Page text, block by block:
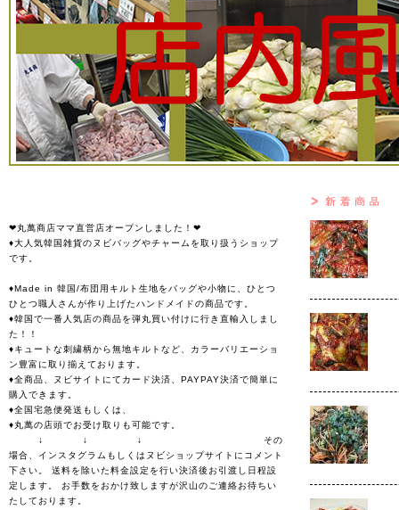
❤丸萬商店ママ直営店オープンしました！❤
♦大人気韓国雑貨のヌビバッグやチャームを取り扱うショップ
です。
♦Made in 韓国/布団用キルト生地をバッグや小物に、ひとつ
ひとつ職人さんが作り上げたハンドメイドの商品です。
♦韓国で一番人気店の商品を弾丸買い付けに行き直輸入しまし
た！！
♦キュートな刺繍柄から無地キルトなど、カラーバリエーショ
ン豊富に取り揃えております。
♦全商品、ヌビサイトにてカード決済、PAYPAY決済で簡単に
購入できます。
♦全国宅急便発送もしくは、
♦丸萬の店頭でお受け取りも可能です。
↓ ↓ ↓ その
場合、インスタグラムもしくはヌビショップサイトにコメント
下さい。 送料を除いた料金設定を行い決済後お引渡し日程設
定します。 お手数をおかけ致しますが沢山のご連絡お待ちい
たしております。